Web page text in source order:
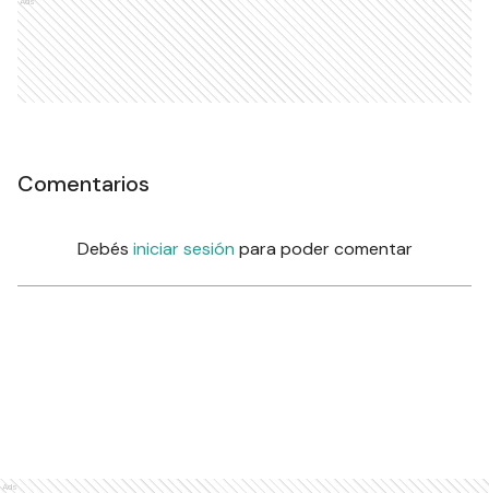
Comentarios
Debés iniciar sesión para poder comentar
Ads